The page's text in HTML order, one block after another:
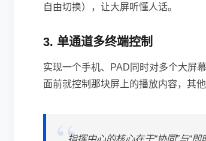
自由切换），让大屏听懂人话。
3. 单通道多终端控制
实现一个手机、PAD同时对多个大屏
面前就控制那块屏上的播放内容，其